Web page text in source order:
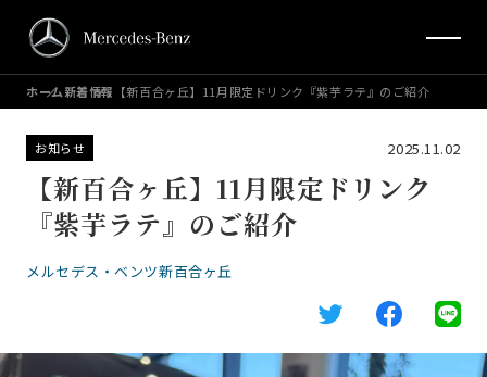
ホーム新着情報 【新百合ヶ丘】11月限定ドリンク『紫芋ラテ』のご紹介
お知らせ 2025.11.02
【新百合ヶ丘】11月限定ドリンク
『紫芋ラテ』のご紹介
メルセデス・ベンツ新百合ヶ丘